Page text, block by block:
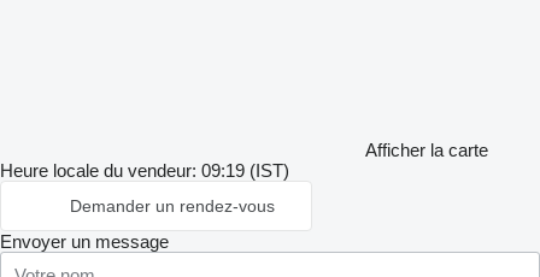
Afficher la carte
Heure locale du vendeur: 09:19 (IST)
Demander un rendez-vous
Envoyer un message